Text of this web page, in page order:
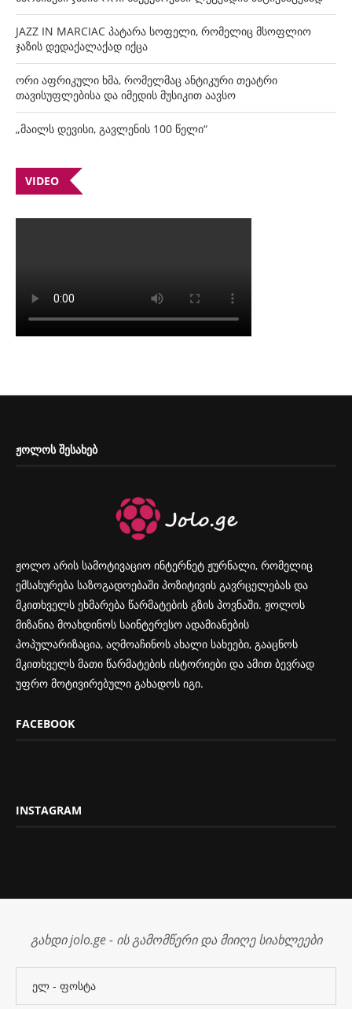
JAZZ IN MARCIAC პატარა სოფელი, რომელიც მსოფლიო
ჯაზის დედაქალაქად იქცა
ორი აფრიკული ხმა, რომელმაც ანტიკური თეატრი
თავისუფლებისა და იმედის მუსიკით აავსო
„მაილს დევისი, გავლენის 100 წელი“
VIDEO
ᲟᲝᲚᲝᲡ ᲨᲔᲡᲐᲮᲔᲑ
ჟოლო არის სამოტივაციო ინტერნეტ ჟურნალი, რომელიც
ემსახურება საზოგადოებაში პოზიტივის გავრცელებას და
მკითხველს ეხმარება წარმატების გზის პოვნაში. ჟოლოს
მიზანია მოახდინოს საინტერესო ადამიანების
პოპულარიზაცია, აღმოაჩინოს ახალი სახეები, გააცნოს
მკითხველს მათი წარმატების ისტორიები და ამით ბევრად
უფრო მოტივირებული გახადოს იგი.
FACEBOOK
INSTAGRAM
გახდი jolo.ge - ის გამომწერი და მიიღე სიახლეები